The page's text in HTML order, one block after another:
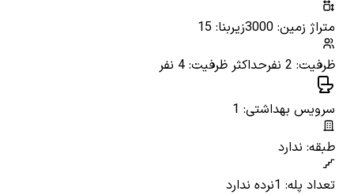
متراژ زمین: 3000
زیربنا: 15
ظرفیت: 2 نفر
حداکثر ظرفیت: 4 نفر
سرویس بهداشتی: 1
طبقه: ندارد
تعداد پله: 1
نرده ندارد